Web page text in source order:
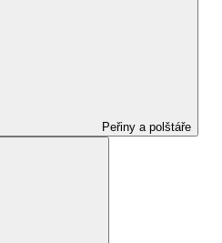
Peřiny a polštáře